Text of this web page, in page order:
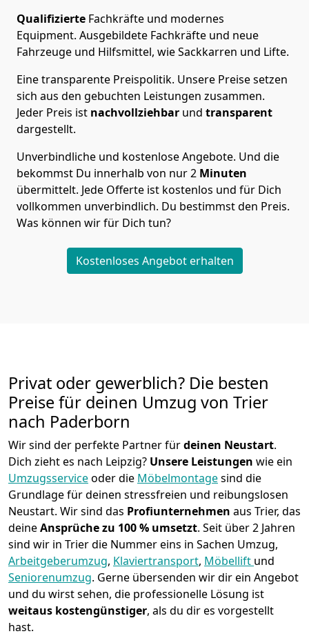
Qualifizierte Fachkräfte und modernes
Equipment. Ausgebildete Fachkräfte und neue
Fahrzeuge und Hilfsmittel, wie Sackkarren und Lifte.
Eine transparente Preispolitik. Unsere Preise setzen
sich aus den gebuchten Leistungen zusammen.
Jeder Preis ist nachvollziehbar und transparent
dargestellt.
Unverbindliche und kostenlose Angebote. Und die
bekommst Du innerhalb von nur2 Minuten
übermittelt. Jede Offerte ist kostenlos und für Dich
vollkommen unverbindlich. Du bestimmst den Preis.
Was können wir für Dich tun?
Kostenloses Angebot erhalten
Privat oder gewerblich? Die besten
Preise für deinen Umzug von Trier
nach Paderborn
Wir sind der perfekte Partner fürdeinen Neustart.
Dich zieht es nach Leipzig? Unsere Leistungen wie ein
Umzugsserviceoder die Möbelmontagesind die
Grundlage für deinen stressfreien und reibungslosen
Neustart. Wir sind das Profiunternehmen aus Trier, das
deineAnsprüche zu 100 % umsetzt. Seit über 2 Jahren
sind wir in Trier die Nummer eins in Sachen Umzug,
Arbeitgeberumzug, Klaviertransport, Möbellift und
Seniorenumzug. Gerne übersenden wir dir ein Angebot
und du wirst sehen, die professionelle Lösung ist
weitaus kostengünstiger, als du dir es vorgestellt
hast.